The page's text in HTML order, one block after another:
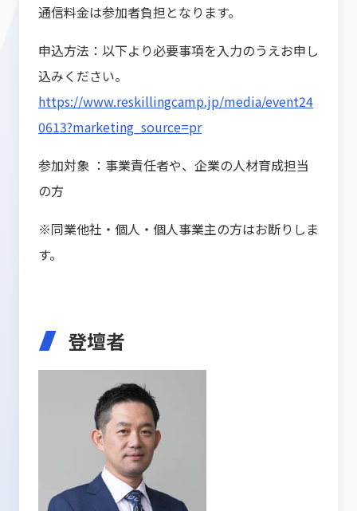
通信料金は参加者負担となります。
申込方法：以下より必要事項を入力のうえお申し
込みください。
https://www.reskillingcamp.jp/media/event24
0613?marketing_source=pr
参加対象 ：事業責任者や、企業の人材育成担当
の方
※同業他社・個人・個人事業主の方はお断りしま
す。
登壇者